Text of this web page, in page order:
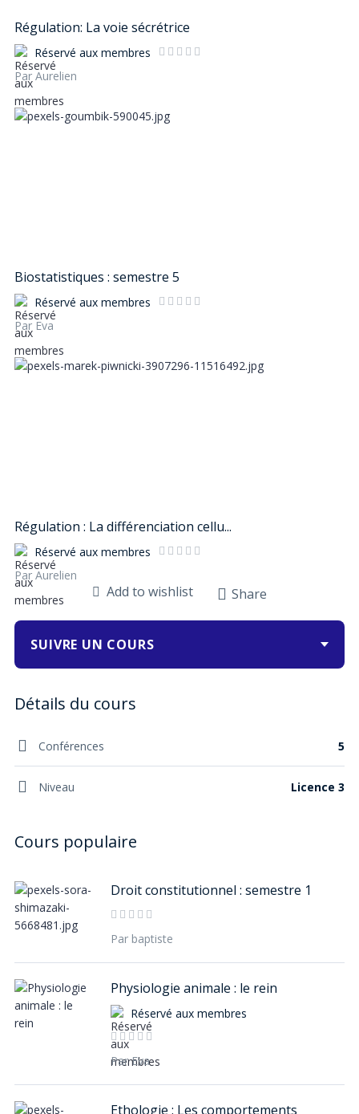
Régulation: La voie sécrétrice
Réservé aux membres
Par Aurelien
Biostatistiques : semestre 5
Réservé aux membres
Par Eva
Régulation : La différenciation cellu...
Réservé aux membres
Par Aurelien
Add to wishlist Share
SUIVRE UN COURS
Conférences 5
Niveau Licence 3
Droit constitutionnel : semestre 1
Par baptiste
Physiologie animale : le rein
Réservé aux membres
Par Eva
Ethologie : Les comportements